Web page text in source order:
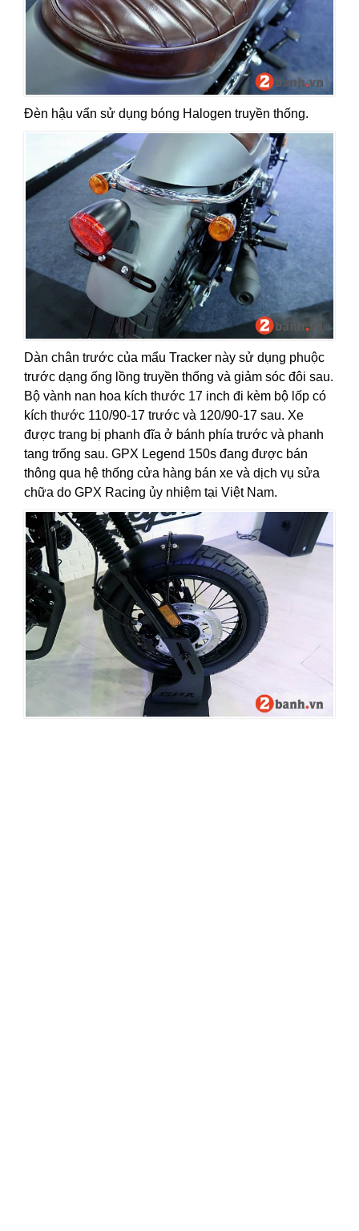
Đèn hậu vẩn sử dụng bóng Halogen truyền thống.
Dàn chân trước của mẩu Tracker này sử dụng phuộc
trước dạng ống lồng truyền thống và giảm sóc đôi sau.
Bộ vành nan hoa kích thước 17 inch đi kèm bộ lốp có
kích thước 110/90-17 trước và 120/90-17 sau. Xe
được trang bị phanh đĩa ở bánh phía trước và phanh
tang trống sau. GPX Legend 150s đang được bán
thông qua hệ thống cửa hàng bán xe và dịch vụ sửa
chữa do GPX Racing ủy nhiệm tại Việt Nam.